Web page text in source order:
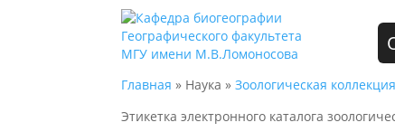
Главная » Наука »Зоологическая коллекция
Этикетка электронного каталога